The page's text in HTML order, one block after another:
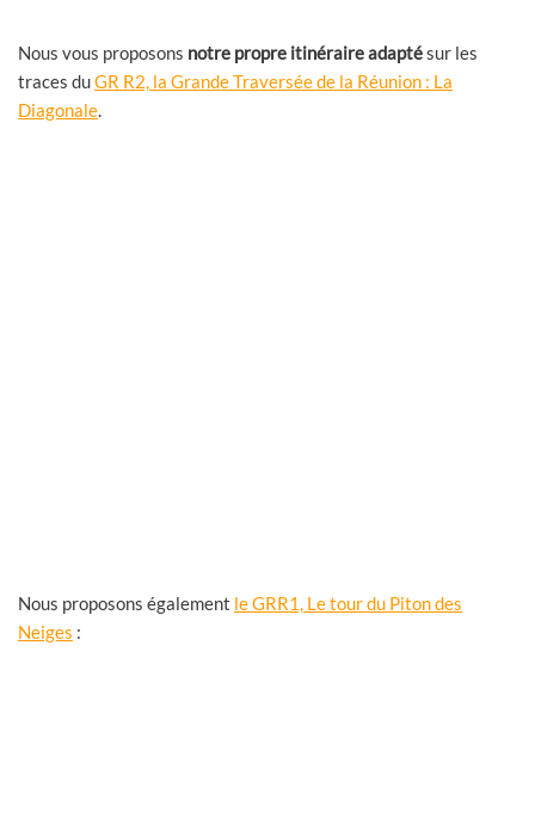
Nous vous proposons notre propre itinéraire adaptésur les
traces duGR R2, la Grande Traversée de la Réunion : La
Diagonale
Nous proposons également le GRR1, Le tour du Piton des
Neiges :